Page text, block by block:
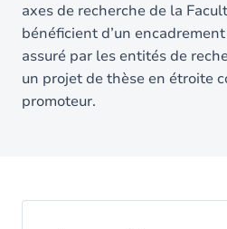
axes de recherche de la
bénéficient d’un
assuré par les entités de
un projet de thèse en étroite
promoteur.